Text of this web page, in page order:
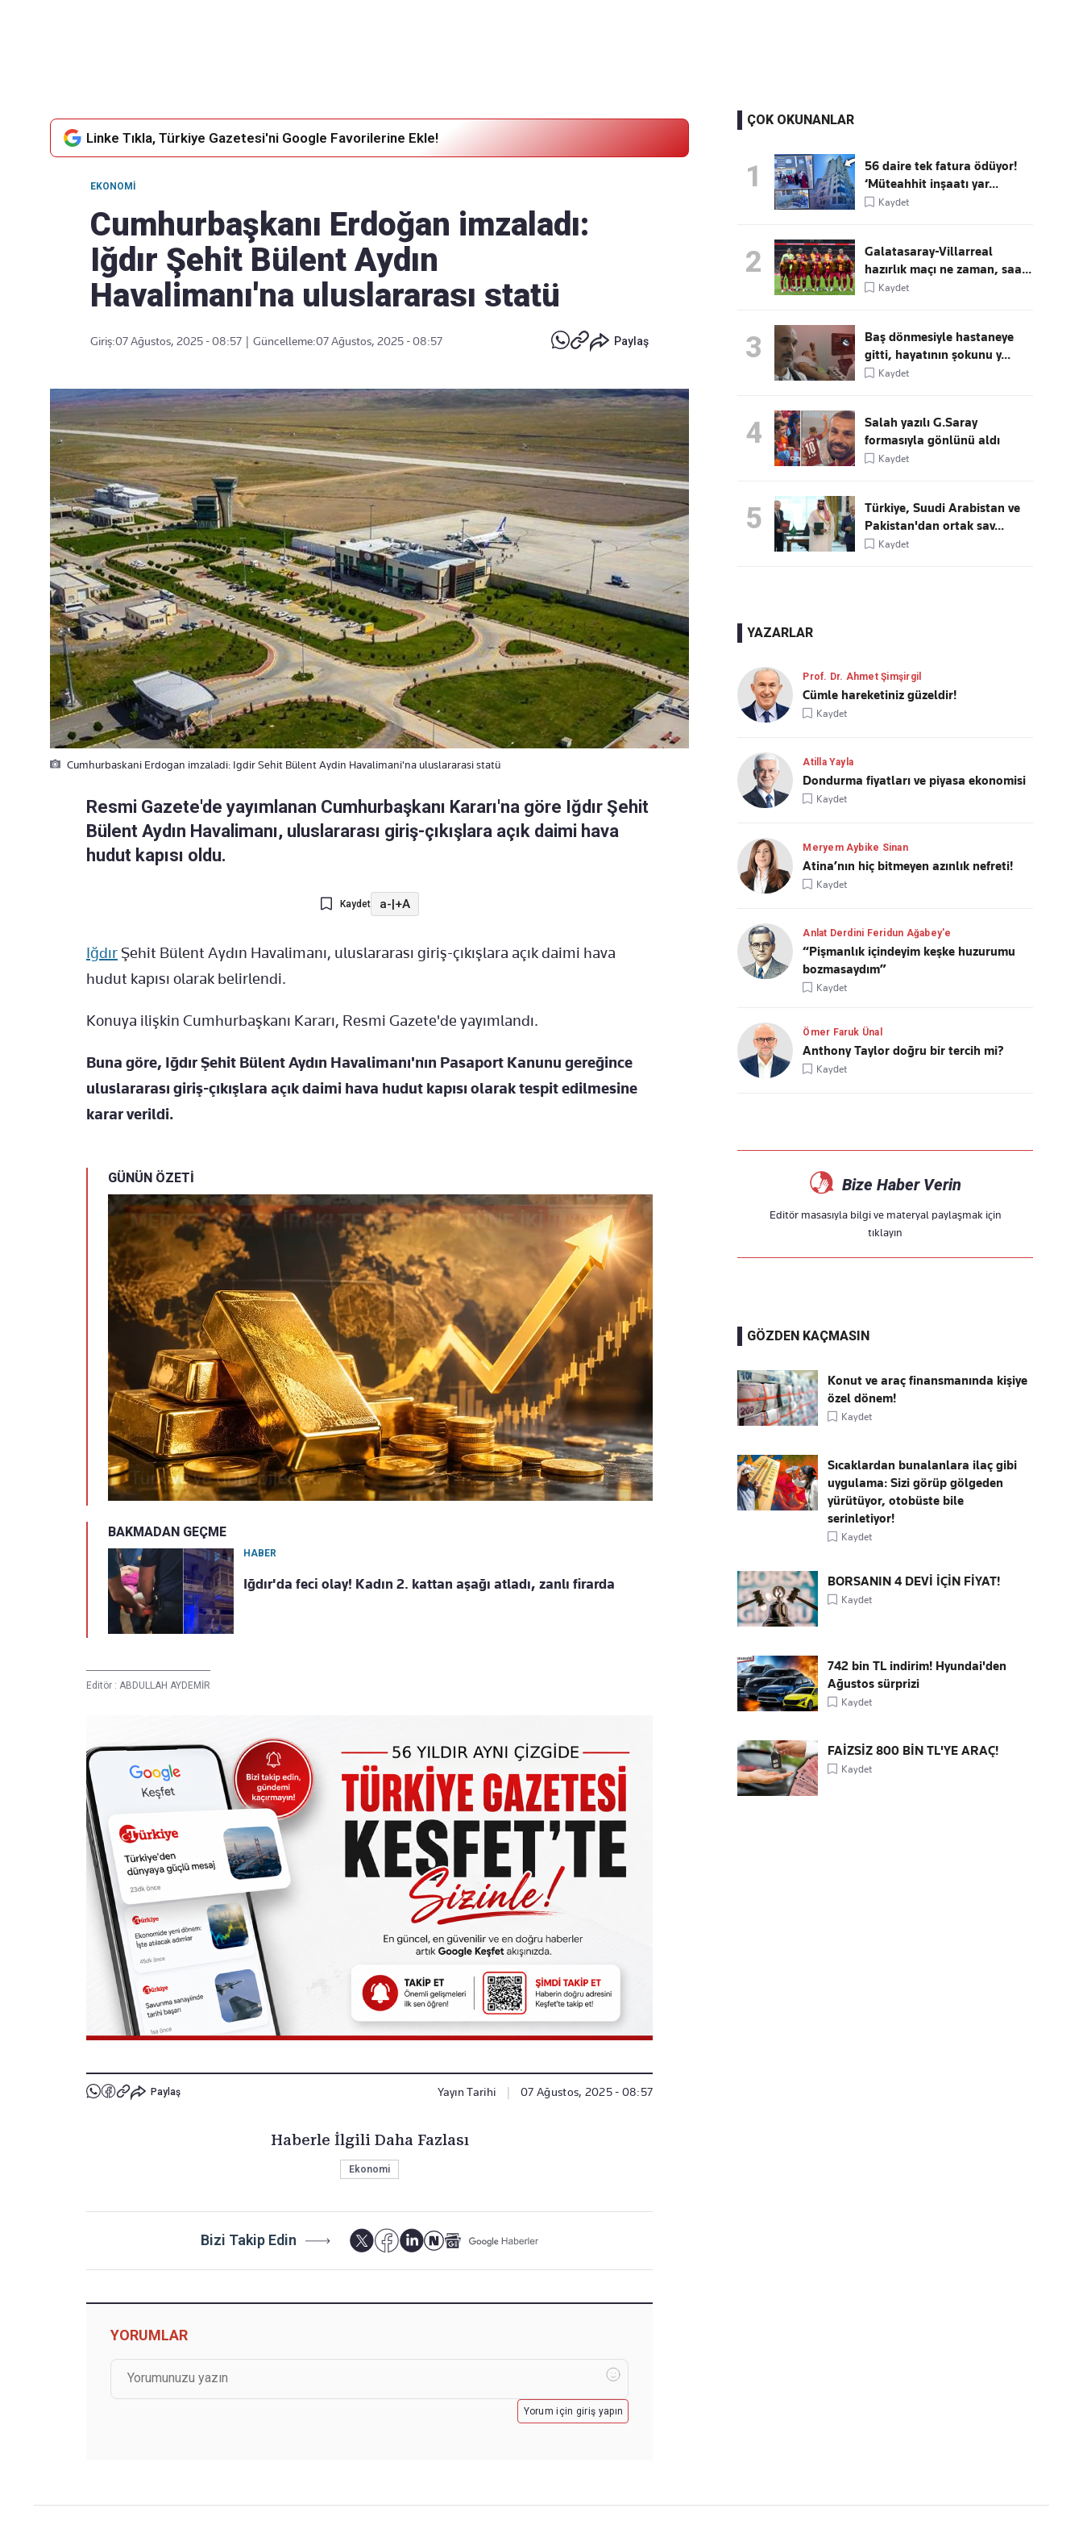
Linke Tıkla, Türkiye Gazetesi'ni Google Favorilerine Ekle!
EKONOMI
Cumhurbaşkanı Erdoğan imzaladı:
Iğdır Şehit Bülent Aydın
Havalimanı'na uluslararası statü
Giriş:07 Ağustos, 2025 - 08:57 Güncelleme:07 Ağustos, 2025 - 08:57 Paylaş
Cumhurbaskani Erdogan imzaladi: Igdir Sehit Bülent Aydin Havalimani'na uluslararasi statü
Resmi Gazete'de yayımlanan Cumhurbaşkanı Kararı'na göre Iğdır Şehit
Bülent Aydın Havalimanı, uluslararası giriş-çıkışlara açık daimi hava
hudut kapısı oldu.
Kaydet a-|+A
Iğdır Şehit Bülent Aydın Havalimanı, uluslararası giriş-çıkışlara açık daimi hava
hudut kapısı olarak belirlendi.
Konuya ilişkin Cumhurbaşkanı Kararı, Resmi Gazete'de yayımlandı.
Buna göre, Iğdır Şehit Bülent Aydın Havalimanı'nın Pasaport Kanunu gereğince
uluslararası giriş-çıkışlara açık daimi hava hudut kapısı olarak tespit edilmesine
karar verildi.
GÜNÜN ÖZETİ
BAKMADAN GEÇME
HABER
Iğdır'da feci olay! Kadın 2. kattan aşağı atladı, zanlı firarda
Editör : ABDULLAH AYDEMİR
Paylaş Yayın Tarihi 07 Ağustos, 2025 - 08:57
Haberle İlgili Daha Fazlası
Ekonomi
Bizi Takip Edin
YORUMLAR
Yorum için giriş yapın
ÇOK OKUNANLAR
1
56 daire tek fatura ödüyor!
‘Müteahhit inşaatı yar...
Kaydet
2
Galatasaray-Villarreal
hazırlık maçı ne zaman, saa...
Kaydet
3
Baş dönmesiyle hastaneye
gitti, hayatının şokunu y...
Kaydet
4
Salah yazılı G.Saray
formasıyla gönlünü aldı
Kaydet
5
Türkiye, Suudi Arabistan ve
Pakistan'dan ortak sav...
Kaydet
YAZARLAR
Prof. Dr. Ahmet Şimşirgil
Cümle hareketiniz güzeldir!
Kaydet
Atilla Yayla
Dondurma fiyatları ve piyasa ekonomisi
Kaydet
Meryem Aybike Sinan
Atina’nın hiç bitmeyen azınlık nefreti!
Kaydet
Anlat Derdini Feridun Ağabey'e
“Pişmanlık içindeyim keşke huzurumu
bozmasaydım”
Kaydet
Ömer Faruk Ünal
Anthony Taylor doğru bir tercih mi?
Kaydet
Bize Haber Verin
Editör masasıyla bilgi ve materyal paylaşmak için
tıklayın
GÖZDEN KAÇMASIN
Konut ve araç finansmanında kişiye
özel dönem!
Kaydet
Sıcaklardan bunalanlara ilaç gibi
uygulama: Sizi görüp gölgeden
yürütüyor, otobüste bile
serinletiyor!
Kaydet
BORSANIN 4 DEVİ İÇİN FİYAT!
Kaydet
742 bin TL indirim! Hyundai'den
Ağustos sürprizi
Kaydet
FAİZSİZ 800 BİN TL'YE ARAÇ!
Kaydet